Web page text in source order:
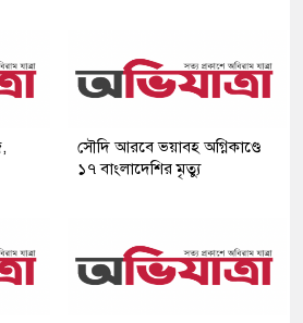
সৌদি আরবে ভয়াবহ অগ্নিকাণ্ডে
১৭ বাংলাদেশির মৃত্যু